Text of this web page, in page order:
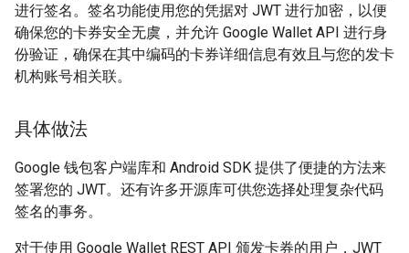
进行签名。签名功能使用您的凭据对 JWT 进行加密，以便
确保您的卡券安全无虞，并允许 Google Wallet API 进行身
份验证，确保在其中编码的卡券详细信息有效且与您的发卡
机构账号相关联。
具体做法
Google 钱包客户端库和 Android SDK 提供了便捷的方法来
签署您的 JWT。还有许多开源库可供您选择处理复杂代码
签名的事务。
对于使用 Google Wallet REST API 颁发卡券的用户，JWT